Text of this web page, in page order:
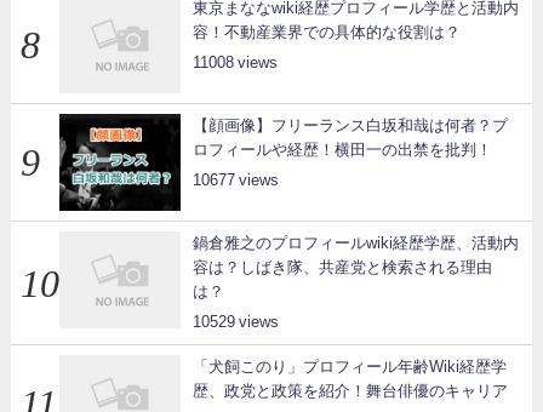
東京まななwiki経歴プロフィール学歴と活動内
容！不動産業界での具体的な役割は？
11008
【顔画像】フリーランス白坂和哉は何者？プ
ロフィールや経歴！横田一の出禁を批判！
10677
鍋倉雅之のプロフィールwiki経歴学歴、活動内
容は？しばき隊、共産党と検索される理由
は？
10529
「犬飼このり」プロフィール年齢Wiki経歴学
歴、政党と政策を紹介！舞台俳優のキャリア